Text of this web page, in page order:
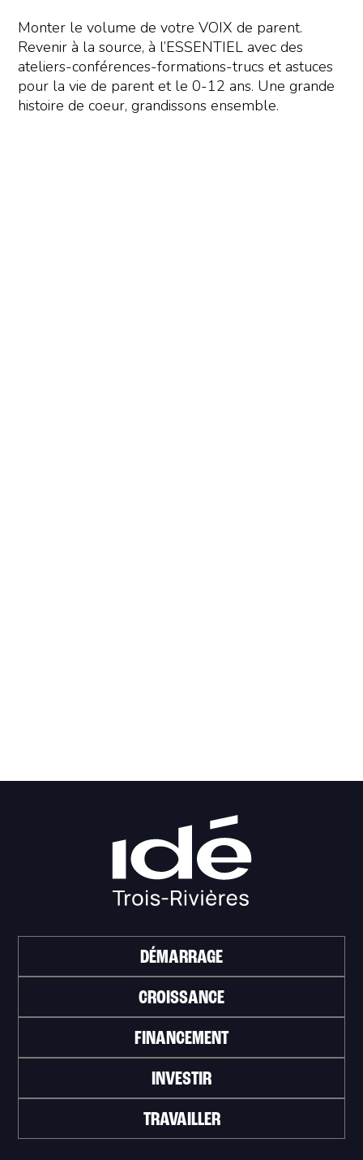
Monter le volume de votre VOIX de parent.
Revenir à la source, à l’ESSENTIEL avec des
ateliers-conférences-formations-trucs et astuces
pour la vie de parent et le 0-12 ans. Une grande
histoire de coeur, grandissons ensemble.
DÉMARRAGE
CROISSANCE
FINANCEMENT
INVESTIR
TRAVAILLER